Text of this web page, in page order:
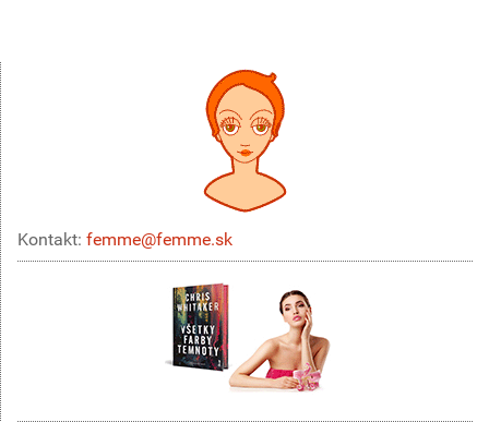
Kontakt: femme@femme.sk